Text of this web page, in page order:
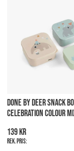
DONE BY DEER SNACK
CELEBRATION COLOUR
139 kr
Rek. pris: